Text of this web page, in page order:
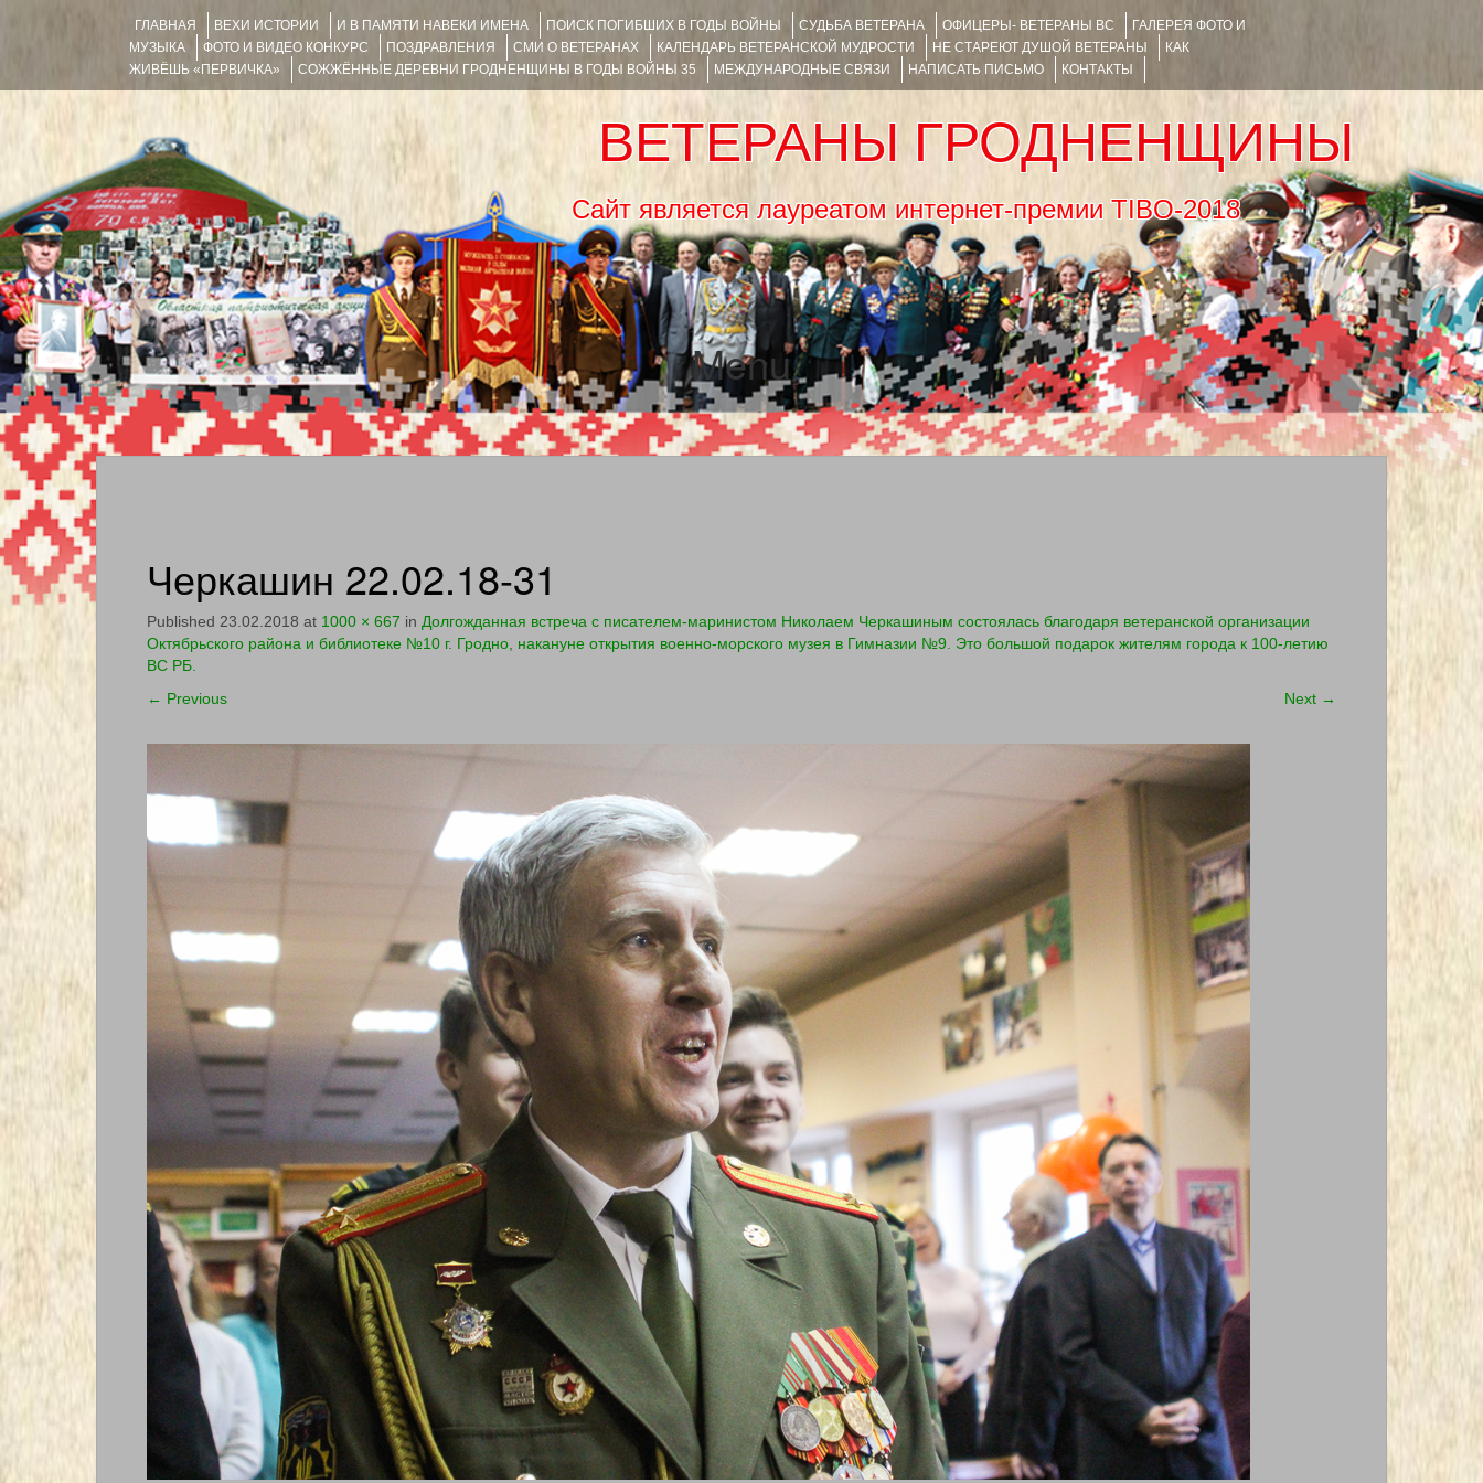
ГЛАВНАЯ ВЕХИ ИСТОРИИ И В ПАМЯТИ НАВЕКИ ИМЕНА ПОИСК ПОГИБШИХ В ГОДЫ ВОЙНЫ СУДЬБА ВЕТЕРАНА ОФИЦЕРЫ- ВЕТЕРАНЫ ВС
ГАЛЕРЕЯ ФОТО И
МУЗЫКА
ФОТО И ВИДЕО КОНКУРС ПОЗДРАВЛЕНИЯ СМИ О ВЕТЕРАНАХ КАЛЕНДАРЬ ВЕТЕРАНСКОЙ МУДРОСТИ НЕ СТАРЕЮТ ДУШОЙ ВЕТЕРАНЫ
КАК
ЖИВЁШЬ «ПЕРВИЧКА»
СОЖЖЁННЫЕ ДЕРЕВНИ ГРОДНЕНЩИНЫ В ГОДЫ ВОЙНЫ 35 МЕЖДУНАРОДНЫЕ СВЯЗИ НАПИСАТЬ ПИСЬМО КОНТАКТЫ
ВЕТЕРАНЫ ГРОДНЕНЩИНЫ
Сайт является лауреатом интернет-премии TIBO-2018
Menu
SKIP TO CONTENT
Черкашин 22.02.18-31
Published 23.02.2018 at 1000 × 667 in Долгожданная встреча с писателем-маринистом Николаем Черкашиным состоялась благодаря ветеранской организации
Октябрьского района и библиотеке №10 г. Гродно, накануне открытия военно-морского музея в Гимназии №9. Это большой подарок жителям города к 100-летию
ВС РБ.
← Previous Next →